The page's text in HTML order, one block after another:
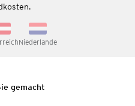
Niederlande
gemacht